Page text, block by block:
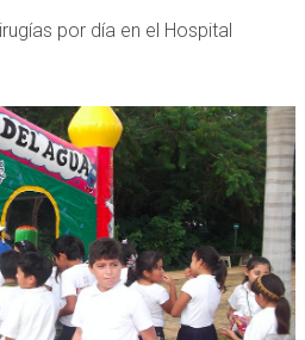
por día en el Hospital